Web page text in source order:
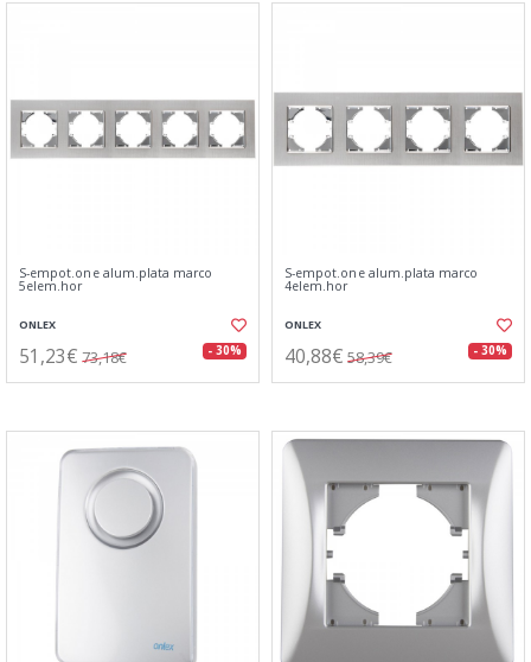
S-empot.one alum.plata marco
5elem.hor
ONLEX
51,23€ 73,18€ - 30%
S-empot.one alum.plata marco
4elem.hor
ONLEX
40,88€ 58,39€ - 30%